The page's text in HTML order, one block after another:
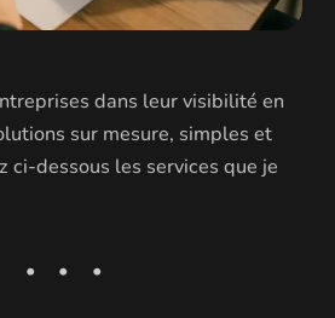
dans leur visibilité en
sur mesure, simples et
ci-dessous les services que je